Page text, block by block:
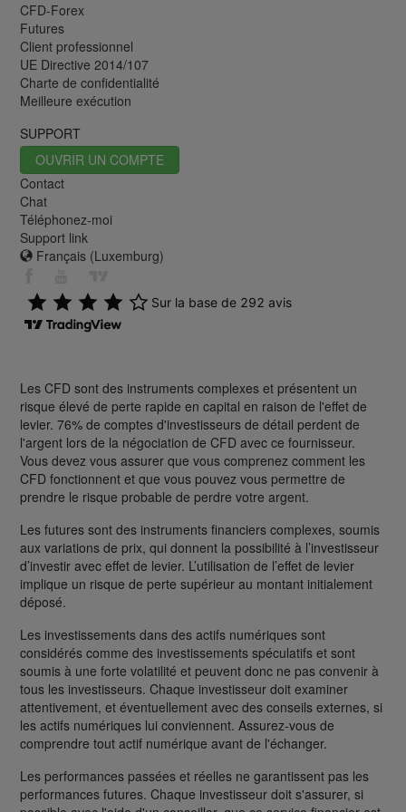
CFD-Forex
Futures
Client professionnel
UE Directive 2014/107
Charte de confidentialité
Meilleure exécution
SUPPORT
OUVRIR UN COMPTE
Contact
Chat
Téléphonez-moi
Support link
Français (Luxemburg)
Les CFD sont des instruments complexes et présentent un
risque élevé de perte rapide en capital en raison de l'effet de
levier. 76% de comptes d'investisseurs de détail perdent de
l'argent lors de la négociation de CFD avec ce fournisseur.
Vous devez vous assurer que vous comprenez comment les
CFD fonctionnent et que vous pouvez vous permettre de
prendre le risque probable de perdre votre argent.
Les futures sont des instruments financiers complexes, soumis
aux variations de prix, qui donnent la possibilité à l’investisseur
d’investir avec effet de levier. L’utilisation de l’effet de levier
implique un risque de perte supérieur au montant initialement
déposé.
Les investissements dans des actifs numériques sont
considérés comme des investissements spéculatifs et sont
soumis à une forte volatilité et peuvent donc ne pas convenir à
tous les investisseurs. Chaque investisseur doit examiner
attentivement, et éventuellement avec des conseils externes, si
les actifs numériques lui conviennent. Assurez-vous de
comprendre tout actif numérique avant de l'échanger.
Les performances passées et réelles ne garantissent pas les
performances futures. Chaque investisseur doit s'assurer, si